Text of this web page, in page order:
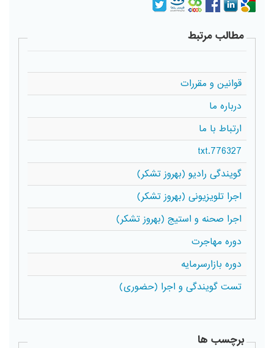
مطالب مرتبط
قوانین و مقررات
درباره ما
ارتباط با ما
776327.txt
گویندگی رادیو (بهروز تشکر)
اجرا تلویزیونی (بهروز تشکر)
اجرا صحنه و استیج (بهروز تشکر)
دوره مهاجرت
دوره بازارسرمایه
تست گویندگی و اجرا (حضوری)
برچسب ها